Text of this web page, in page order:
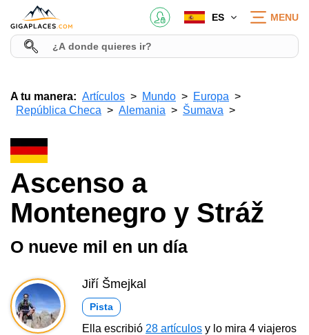
ES MENU
A tu manera: Artículos Mundo
Europa
República Checa
Alemania Šumava
Ascenso a
Montenegro y Stráž
O nueve mil en un día
Jiří Šmejkal
Pista
Ella escribió 28 artículos y lo mira 4 viajeros